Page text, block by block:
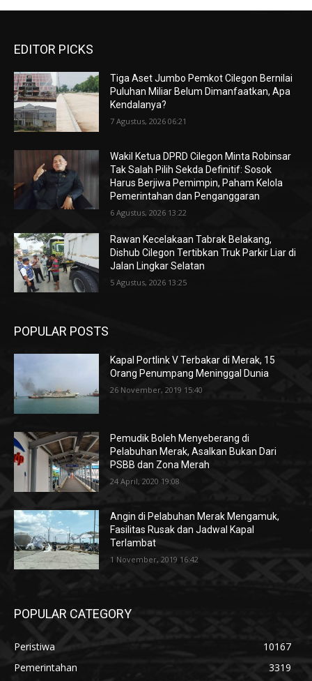
EDITOR PICKS
Tiga Aset Jumbo Pemkot Cilegon Bernilai
Puluhan Miliar Belum Dimanfaatkan, Apa
Kendalanya?
7 Agustus, 2026 06:21
Wakil Ketua DPRD Cilegon Minta Robinsar
Tak Salah Pilih Sekda Definitif: Sosok
Harus Berjiwa Pemimpin, Paham Kelola
Pemerintahan dan Penganggaran
6 Agustus, 2026 13:22
Rawan Kecelakaan Tabrak Belakang,
Dishub Cilegon Tertibkan Truk Parkir Liar di
Jalan Lingkar Selatan
5 Agustus, 2026 13:25
POPULAR POSTS
Kapal Portlink V Terbakar di Merak, 15
Orang Penumpang Meninggal Dunia
26 November, 2019 15:40
Pemudik Boleh Menyeberang di
Pelabuhan Merak, Asalkan Bukan Dari
PSBB dan Zona Merah
24 April, 2020 19:08
Angin di Pelabuhan Merak Mengamuk,
Fasilitas Rusak dan Jadwal Kapal
Terlambat
1 November, 2019 16:42
POPULAR CATEGORY
Peristiwa
10167
Pemerintahan
3319